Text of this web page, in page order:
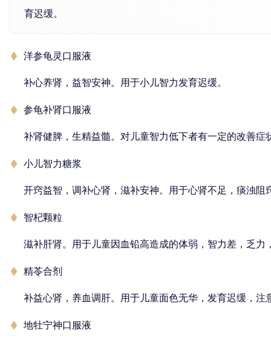
育迟缓。
洋参龟灵口服液
补心养肾，益智安神。用于小儿智力发育迟缓。
参龟补肾口服液
补肾健脾，生精益髓。对儿童智力低下者有一定的改善症
小儿智力糖浆
开窍益智，调补心肾，滋补安神。用于心肾不足，痰浊
智杞颗粒
滋补肝肾。用于儿童因血铅高造成的体弱，智力差，乏
精苓合剂
补益心肾，养血调肝。用于儿童面色无华，发育迟缓，
地牡宁神口服液